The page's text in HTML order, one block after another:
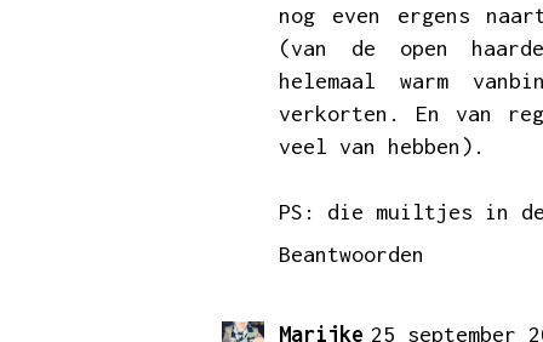
nog even ergens
(van de open
helemaal warm
verkorten. En van
veel van hebben).
PS: die muiltjes in
Beantwoorden
Marijke 25 september